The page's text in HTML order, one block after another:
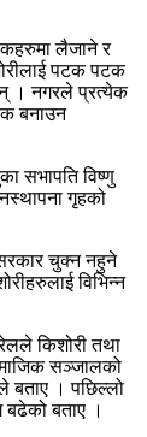
लैजाने र
पटक पटक
। नगरले प्रत्येक
बनाउन
सभापति विष्णु
गृहको
चुक्न नहुने
विभिन्न
किशोरी तथा
सञ्जालको
बताए । पछिल्लो
बताए ।